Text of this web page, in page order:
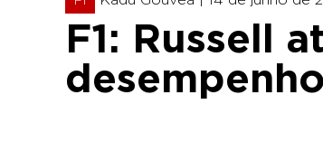
F1: Russell